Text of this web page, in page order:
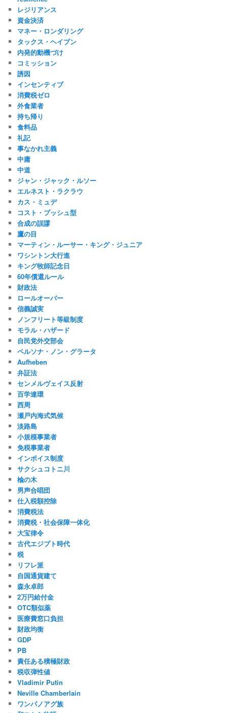
レジリアンス
資金決済
マネー・ロンダリング
タックス・ヘイブン
内発的動機づけ
コミッション
誘因
インセンティブ
消費税ゼロ
外食業者
持ち帰り
食料品
礼記
事なかれ主義
中庸
中道
ジャン・ジャック・ルソー
エルネスト・ラクラウ
カス・ミュデ
コスト・プッシュ型
合成の誤謬
鷹の目
マーティン・ルーサー・キング・ジュニア
ワシントン大行進
キング牧師記念日
60年償還ルール
財政法
ロールオーバー
信義誠実
ノンフリート等級制度
モラル・ハザード
自民党外交部会
ペルソナ・ノン・グラータ
Aufheben
弁証法
センメルヴェイス反射
百学連環
西周
瀬戸内海式気候
淡路島
小規模事業者
免税事業者
インボイス制度
サクシュコトニ川
楡の木
男声合唱団
仕入税額控除
消費税法
消費税・社会保障一体化
大宝律令
古代エジプト時代
税
リフレ派
自国通貨建て
森永卓郎
2万円給付金
OTC類似薬
医療費窓口負担
財政均衡
GDP
PB
責任ある積極財政
税収弾性値
Vladimir Putin
Neville Chamberlain
ワンパノアグ族